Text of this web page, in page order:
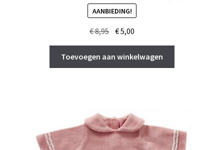
AANBIEDING!
€8,95 Oorspronkelijke
prijs
was:
€ 8,95.
€5,00
prijs
is:
€ 5,00.
Toevoegen aan winkelwagen